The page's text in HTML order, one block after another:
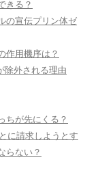
きる？
の宣伝プリン体ゼ
作用機序は？
除外される理由
ちが先にくる？
に請求しようとす
らない？